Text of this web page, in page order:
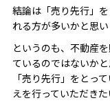
結論は「売り先行」
れる方が多いかと思い
というのも、不動産
ているのではないか
「売り先行」をとっ
えを行っていただきた